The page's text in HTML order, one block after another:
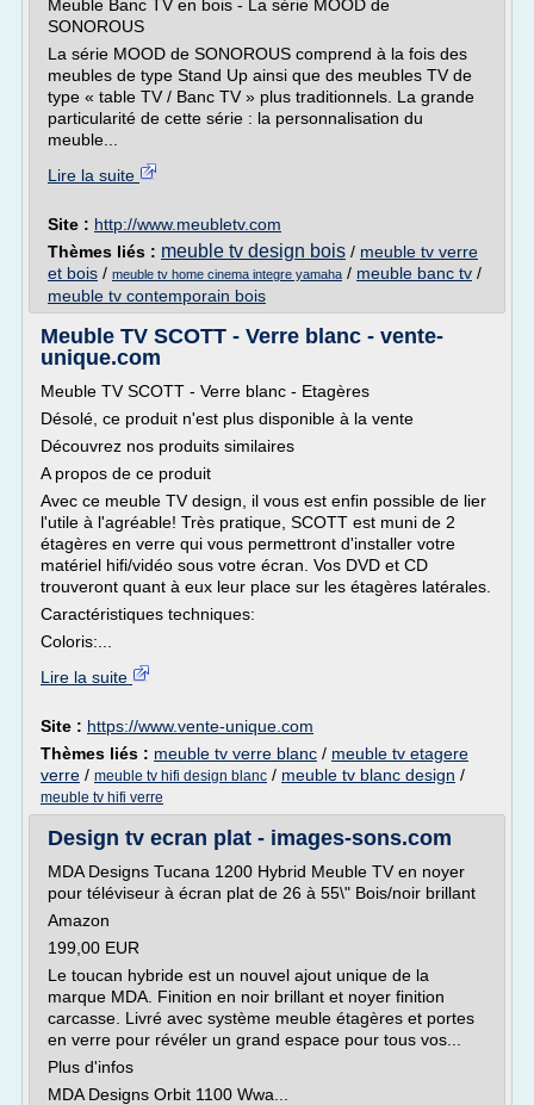
Meuble Banc TV en bois - La série MOOD de
SONOROUS
La série MOOD de SONOROUS comprend à la fois des
meubles de type Stand Up ainsi que des meubles TV de
type « table TV / Banc TV » plus traditionnels. La grande
particularité de cette série : la personnalisation du
meuble...
Lire la suite
Site : http://www.meubletv.com
Thèmes liés : meuble tv design bois / meuble tv verre
et bois / meuble tv home cinema integre yamaha / meuble banc tv /
meuble tv contemporain bois
Meuble TV SCOTT - Verre blanc - vente-
unique.com
Meuble TV SCOTT - Verre blanc - Etagères
Désolé, ce produit n'est plus disponible à la vente
Découvrez nos produits similaires
A propos de ce produit
Avec ce meuble TV design, il vous est enfin possible de lier
l'utile à l'agréable! Très pratique, SCOTT est muni de 2
étagères en verre qui vous permettront d'installer votre
matériel hifi/vidéo sous votre écran. Vos DVD et CD
trouveront quant à eux leur place sur les étagères latérales.
Caractéristiques techniques:
Coloris:...
Lire la suite
Site : https://www.vente-unique.com
Thèmes liés : meuble tv verre blanc / meuble tv etagere
verre / meuble tv hifi design blanc / meuble tv blanc design /
meuble tv hifi verre
Design tv ecran plat - images-sons.com
MDA Designs Tucana 1200 Hybrid Meuble TV en noyer
pour téléviseur à écran plat de 26 à 55\" Bois/noir brillant
Amazon
199,00 EUR
Le toucan hybride est un nouvel ajout unique de la
marque MDA. Finition en noir brillant et noyer finition
carcasse. Livré avec système meuble étagères et portes
en verre pour révéler un grand espace pour tous vos...
Plus d'infos
MDA Designs Orbit 1100 Wwa...